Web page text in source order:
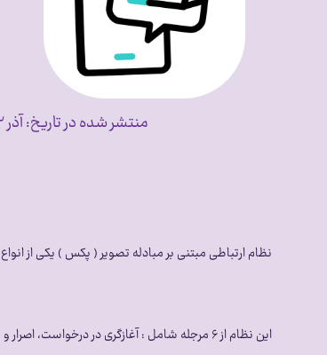
منتشر شده در تاریخ:آذر ۱۳, ۱۳۹۶
نظام ارتباطی مبتنی بر مبادله تصویر ( پکس ) یکی از
این نظام از ۶ مرجله شامل : آغازگری در درخواست، اصرار و پافشاری در درخواست، تمیز تصاویر، جمله سازی، افزایش پیچیدگی جمله ها و پاسخ به سوالات تشکیل شده است.